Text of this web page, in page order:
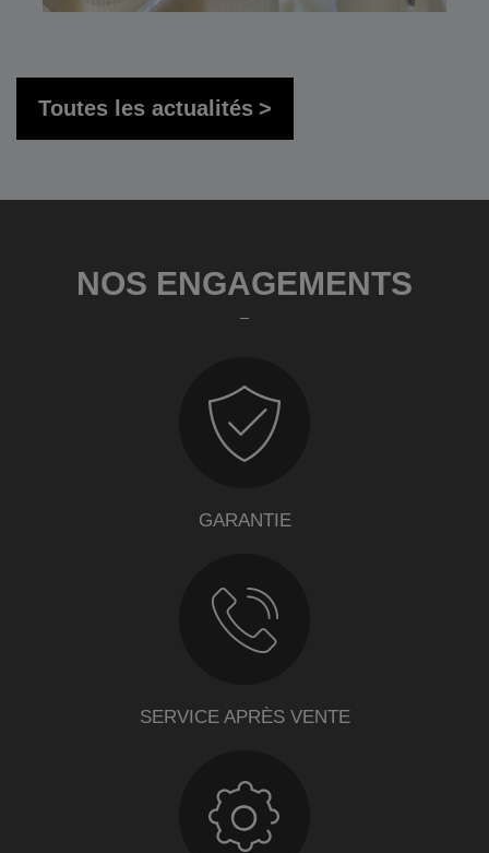
Toutes les actualités
NOS ENGAGEMENTS
GARANTIE
SERVICE APRÈS VENTE